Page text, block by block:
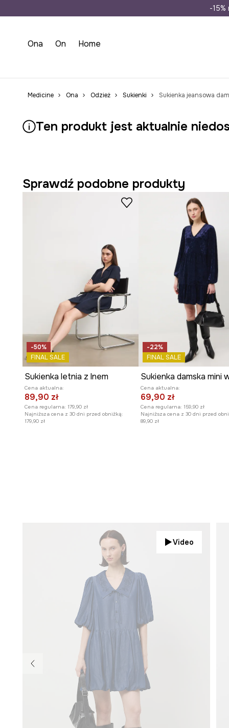
Wysyłka
-
Ona On Home
Medicine Ona Odzież Sukienki Sukienka jeansowa
Ten produkt jest aktualnie
Sprawdź podobne produkty
-50%
FINAL SALE
Sukienka letnia z lnem
Cena aktualna:
89,90 zł
Cena regularna: 179,90 zł
Najniższa cena z 30 dni przed obniżką:
179,90 zł
-22%
FINAL SALE
Cena aktualna:
69,90 zł
Cena regularna: 159,90 zł
Najniższa cena z 30 dni przed
89,90 zł
Video